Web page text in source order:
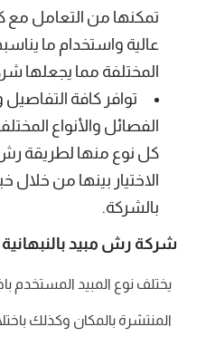
تمكنها من التعامل مع
عالية واستخدام ما
المختلفة مما يجعلها
توافر كافة
الفصائل والأنواع
كل نوع منها لطريقة رش
الاختيار بينها من خلال
بالشركة.
شركة رش مبيد بالنبهانية
يختلف نوع المبيد المستخدم
المنتشرة بالمكان وكذلك